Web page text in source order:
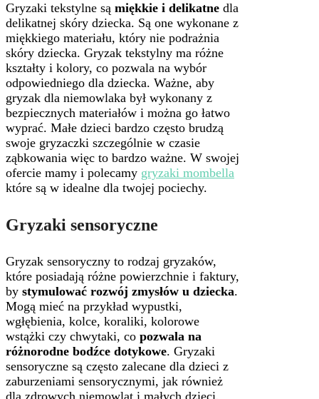
Gryzaki tekstylne są miękkie i delikatne dla
delikatnej skóry dziecka. Są one wykonane z
miękkiego materiału, który nie podrażnia
skóry dziecka. Gryzak tekstylny ma różne
kształty i kolory, co pozwala na wybór
odpowiedniego dla dziecka. Ważne, aby
gryzak dla niemowlaka był wykonany z
bezpiecznych materiałów i można go łatwo
wyprać. Małe dzieci bardzo często brudzą
swoje gryzaczki szczególnie w czasie
ząbkowania więc to bardzo ważne. W swojej
ofercie mamy i polecamy gryzaki mombella
które są w idealne dla twojej pociechy.
Gryzaki sensoryczne
Gryzak sensoryczny to rodzaj gryzaków,
które posiadają różne powierzchnie i faktury,
by stymulować rozwój zmysłów u dziecka.
Mogą mieć na przykład wypustki,
wgłębienia, kolce, koraliki, kolorowe
wstążki czy chwytaki, co pozwala na
różnorodne bodźce dotykowe. Gryzaki
sensoryczne są często zalecane dla dzieci z
zaburzeniami sensorycznymi, jak również
dla zdrowych niemowląt i małych dzieci,